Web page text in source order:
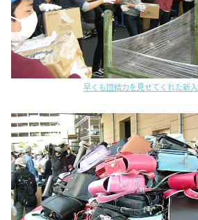
早くも団結力を見せてくれた新